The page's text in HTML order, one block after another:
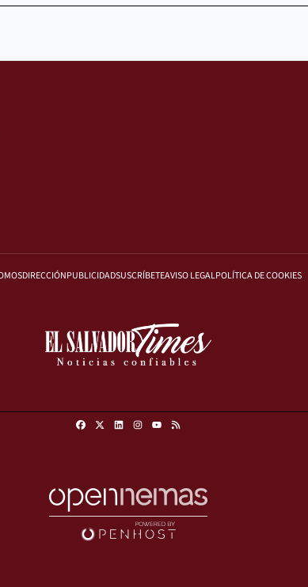
DIRECCIÓNPUBLICIDADSUSCRÍBETEAVISO LEGALPOLÍTICA DE COOKIES
FacebookLinkedinInstagram